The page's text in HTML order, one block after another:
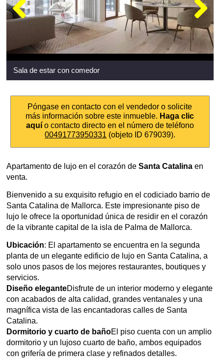
Sala de estar con comedor
Póngase en contacto con el vendedor o solicite
más información sobre este inmueble. Haga clic
aquío contacto directo en el número de teléfono
00491773950331 (objeto ID 679039).
Apartamento de lujo en el corazón de Santa Catalina en
venta.
Bienvenido a su exquisito refugio en el codiciado barrio de
Santa Catalina de Mallorca. Este impresionante piso de
lujo le ofrece la oportunidad única de residir en el corazón
de la vibrante capital de la isla de Palma de Mallorca.
Ubicación: El apartamento se encuentra en la segunda
planta de un elegante edificio de lujo en Santa Catalina, a
solo unos pasos de los mejores restaurantes, boutiques y
servicios.
Diseño eleganteDisfrute de un interior moderno y elegante
con acabados de alta calidad, grandes ventanales y una
magnífica vista de las encantadoras calles de Santa
Catalina.
Dormitorio y cuarto de bañoEl piso cuenta con un amplio
dormitorio y un lujoso cuarto de baño, ambos equipados
con grifería de primera clase y refinados detalles.